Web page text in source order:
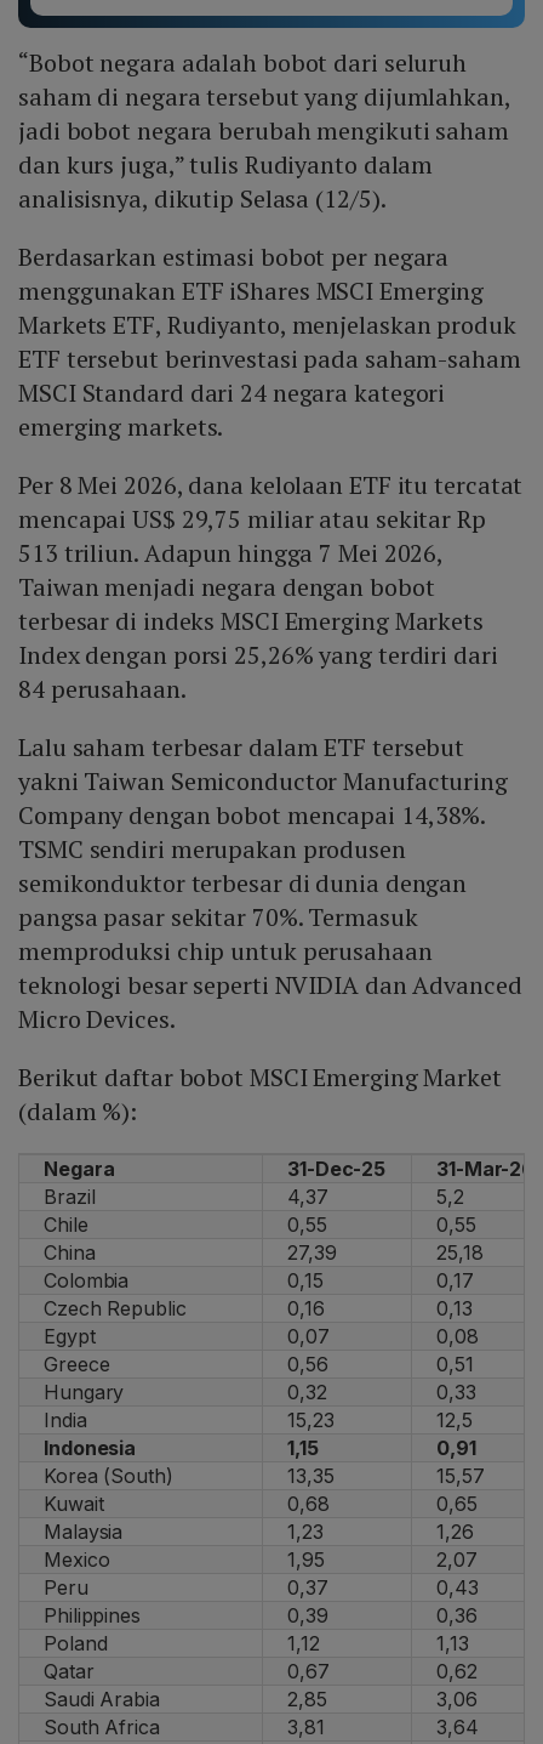
“Bobot negara adalah bobot dari seluruh
saham di negara tersebut yang dijumlahkan,
jadi bobot negara berubah mengikuti saham
dan kurs juga,” tulis Rudiyanto dalam
analisisnya, dikutip Selasa (12/5).
Berdasarkan estimasi bobot per negara
menggunakan ETF iShares MSCI Emerging
Markets ETF, Rudiyanto, menjelaskan produk
ETF tersebut berinvestasi pada saham-saham
MSCI Standard dari 24 negara kategori
emerging markets.
Per 8 Mei 2026, dana kelolaan ETF itu tercatat
mencapai US$ 29,75 miliar atau sekitar Rp
513 triliun. Adapun hingga 7 Mei 2026,
Taiwan menjadi negara dengan bobot
terbesar di indeks MSCI Emerging Markets
Index dengan porsi 25,26% yang terdiri dari
84 perusahaan.
Lalu saham terbesar dalam ETF tersebut
yakni Taiwan Semiconductor Manufacturing
Company dengan bobot mencapai 14,38%.
TSMC sendiri merupakan produsen
semikonduktor terbesar di dunia dengan
pangsa pasar sekitar 70%. Termasuk
memproduksi chip untuk perusahaan
teknologi besar seperti NVIDIA dan Advanced
Micro Devices.
Berikut daftar bobot MSCI Emerging Market
(dalam %):
Negara 31-Dec-25
31-Mar-26
Brazil
4,37
5,2
Chile
0,55
0,55
China
27,39
25,18
Colombia
0,15
0,17
Czech Republic
0,16
0,13
Egypt
0,07
0,08
Greece
0,56
0,51
Hungary
0,32
0,33
India
15,23
12,5
Indonesia
1,15
0,91
Korea (South)
13,35
15,57
Kuwait
0,68
0,65
Malaysia
1,23
1,26
Mexico
1,95
2,07
Peru
0,37
0,43
Philippines
0,39
0,36
Poland
1,12
1,13
Qatar
0,67
0,62
Saudi Arabia
2,85
3,06
South Africa
3,81
3,64